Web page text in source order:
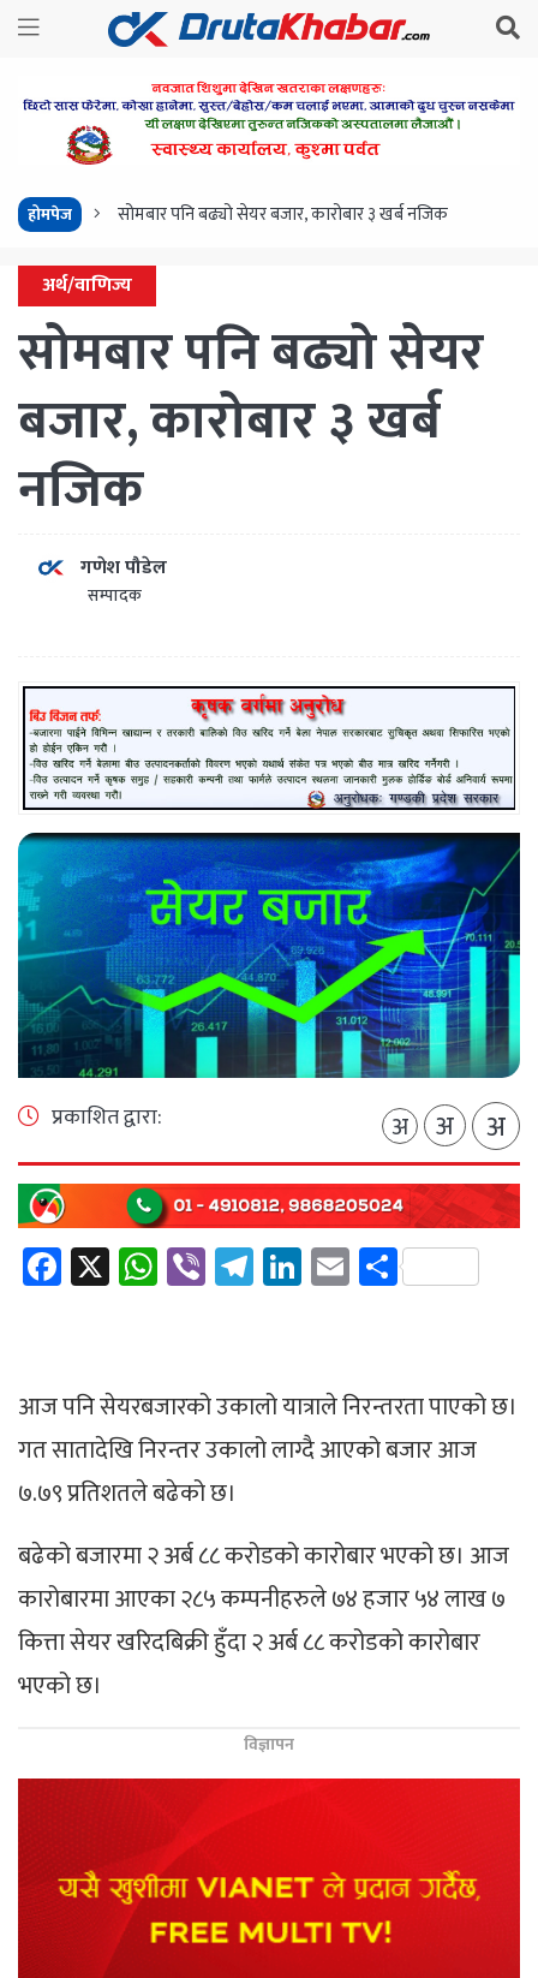
होमपेज सोमबार पनि बढ्यो सेयर बजार, कारोबार ३ खर्ब नजिक
अर्थ/वाणिज्य
सोमबार पनि बढ्यो सेयर
बजार, कारोबार ३ खर्ब
नजिक
गणेश पौडेल
सम्पादक
प्रकाशित द्वारा: अ अ अ
Facebook
X WhatsApp
ViberTelegram
LinkedIn
EmailShare
आज पनि सेयरबजारको उकालो यात्राले निरन्तरता पाएको छ।
गत सातादेखि निरन्तर उकालो लाग्दै आएको बजार आज
७.७९ प्रतिशतले बढेको छ।
बढेको बजारमा २ अर्ब ८८ करोडको कारोबार भएको छ। आज
कारोबारमा आएका २८५ कम्पनीहरुले ७४ हजार ५४ लाख ७
कित्ता सेयर खरिदबिक्री हुँदा २ अर्ब ८८ करोडको कारोबार
भएको छ।
विज्ञापन